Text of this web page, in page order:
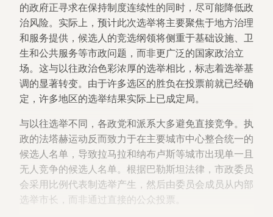
的政府正寻求在保持制度连续性的同时，尽可能降低政
治风险。实际上，预计此次选举将主要聚焦于地方治理
和服务提供，候选人的竞选纲领将侧重于基础设施、卫
生和公共服务等市政问题，而非更广泛的国家政治立
场。这与以往政治色彩浓厚的选举相比，标志着选举基
调的显著转变。由于许多选区的胜负在投票前就已经确
定，许多地区的选举结果实际上已成定局。
与以往选举不同，各政党和派系大多避免直接竞争。执
政的法塔赫运动反而致力于在主要城市中心整合统一的
候选人名单，导致拉马拉和纳布卢斯等城市出现单一且
无人竞争的候选人名单。根据巴勒斯坦法律，市政委员
会采用比例代表制选举产生，然后由委员会成员从内部
选举市长，而非通过直接的公众投票。